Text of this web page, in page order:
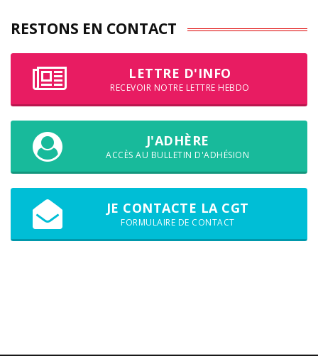
RESTONS EN CONTACT
LETTRE D'INFO
RECEVOIR NOTRE LETTRE HEBDO
J'ADHÈRE
ACCÈS AU BULLETIN D'ADHÉSION
JE CONTACTE LA CGT
FORMULAIRE DE CONTACT